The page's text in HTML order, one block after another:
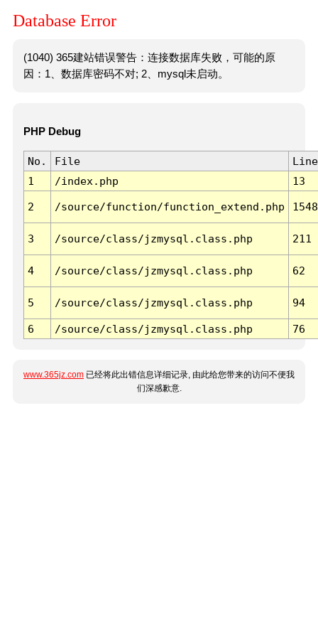
Database Error
(1040) 365建站错误警告：连接数据库失败，可能的原
因：1、数据库密码不对; 2、mysql未启动。
PHP Debug
No. File
Line
1
/index.php 13
2 /source/function/function_extend.php 1548
3 /source/class/jzmysql.class.php 211
4 /source/class/jzmysql.class.php 62
5 /source/class/jzmysql.class.php 94
6 /source/class/jzmysql.class.php 76
www.365jz.com 已经将此出错信息详细记录, 由此给您带来的访问不便我
们深感歉意.